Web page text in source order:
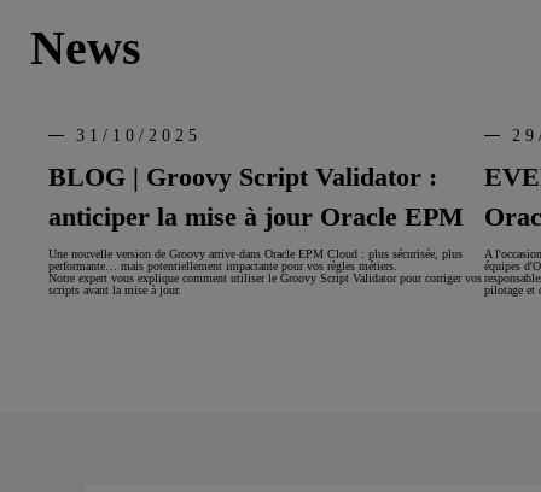
News
BLOG | Groovy Script Validator :
anticiper la mise à jour Oracle EPM
31/10/2025
Une nouvelle version de Groovy arrive dans Oracle EPM Cloud : plus sécurisée, plus
performante… mais potentiellement impactante pour vos règles métiers.
Notre expert vous explique comment utiliser le Groovy Script Validator pour corriger vos
scripts avant la mise à jour.
A
équipes
pilotage et